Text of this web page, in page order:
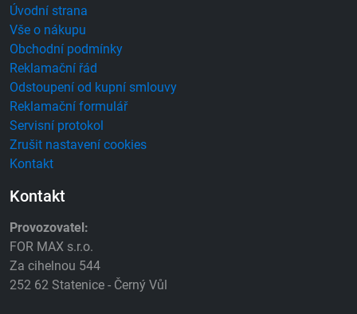
Úvodní strana
Vše o nákupu
Obchodní podmínky
Reklamační řád
Odstoupení od kupní smlouvy
Reklamační formulář
Servisní protokol
Zrušit nastavení cookies
Kontakt
Kontakt
Provozovatel:
FOR MAX s.r.o.
Za cihelnou 544
252 62 Statenice - Černý Vůl